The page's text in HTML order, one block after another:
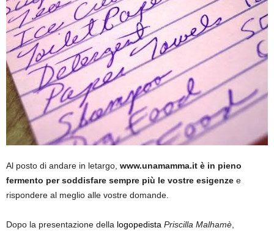
Al posto di andare in letargo, www.unamamma.it è in pieno
fermento per soddisfare sempre più le vostre esigenze e
rispondere al meglio alle vostre domande.
Dopo la presentazione della logopedista Priscilla Malhamè